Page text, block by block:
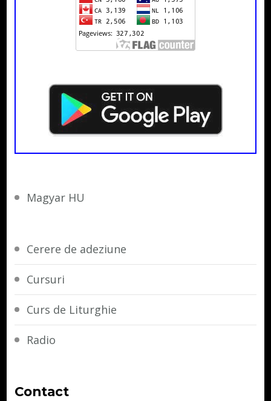
Magyar HU
Cerere de adeziune
Cursuri
Curs de Liturghie
Radio
Contact